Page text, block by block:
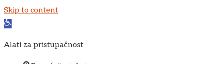
Skip to content
Open
Alati za pristupačnost